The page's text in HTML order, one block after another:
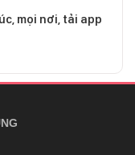
mọi nơi, tải app